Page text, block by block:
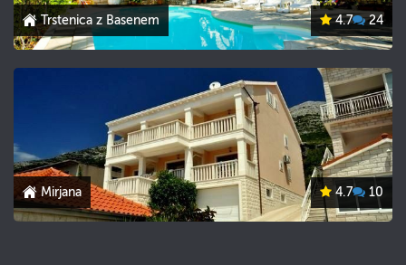
Trstenica z Basenem 4.7 24
Mirjana 4.7 10